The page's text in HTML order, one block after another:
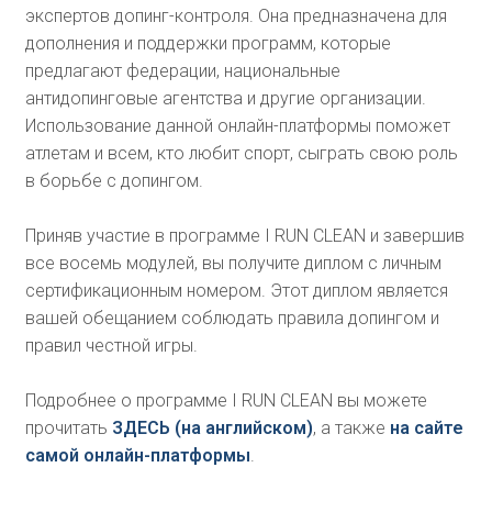
экспертов допинг-контроля. Она предназначена для
дополнения и поддержки программ, которые
предлагают федерации, национальные
антидопинговые агентства и другие организации.
Использование данной онлайн-платформы поможет
атлетам и всем, кто любит спорт, сыграть свою роль
в борьбе с допингом.
Приняв участие в программе I RUN CLEAN и завершив
все восемь модулей, вы получите диплом с личным
сертификационным номером. Этот диплом является
вашей обещанием соблюдать правила допингом и
правил честной игры.
Подробнее о программе I RUN CLEAN вы можете
прочитать ЗДЕСЬ (на английском), а также на сайте
самой онлайн-платформы.